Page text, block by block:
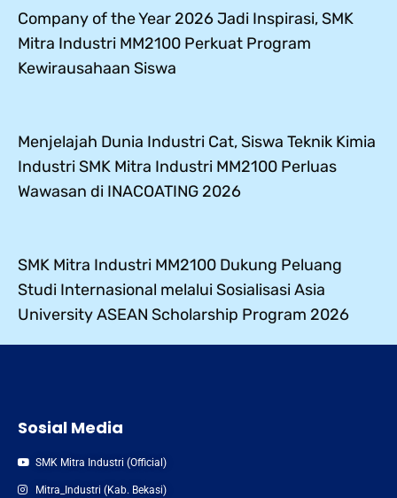
Company of the Year 2026 Jadi Inspirasi, SMK
Mitra Industri MM2100 Perkuat Program
Kewirausahaan Siswa
Menjelajah Dunia Industri Cat, Siswa Teknik Kimia
Industri SMK Mitra Industri MM2100 Perluas
Wawasan di INACOATING 2026
SMK Mitra Industri MM2100 Dukung Peluang
Studi Internasional melalui Sosialisasi Asia
University ASEAN Scholarship Program 2026
Sosial Media
SMK Mitra Industri (Official)
Mitra_Industri (Kab. Bekasi)